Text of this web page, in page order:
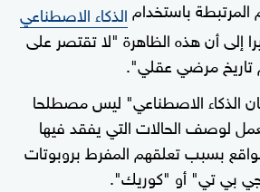
المرتبطة باستخدامالذكاء الاصطناعي
إلى أن هذه الظاهرة "لا تقتصر على
تاريخ مرضي عقلي".
الذكاء الاصطناعي" ليس مصطلحا
لوصف الحالات التي يفقد فيها
بسبب تعلقهم المفرط بروبوتات
بي تي" أو "كوريك".